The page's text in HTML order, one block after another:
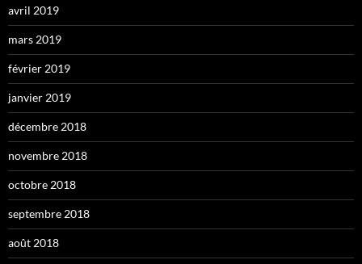
avril 2019
mars 2019
février 2019
janvier 2019
décembre 2018
novembre 2018
octobre 2018
septembre 2018
août 2018